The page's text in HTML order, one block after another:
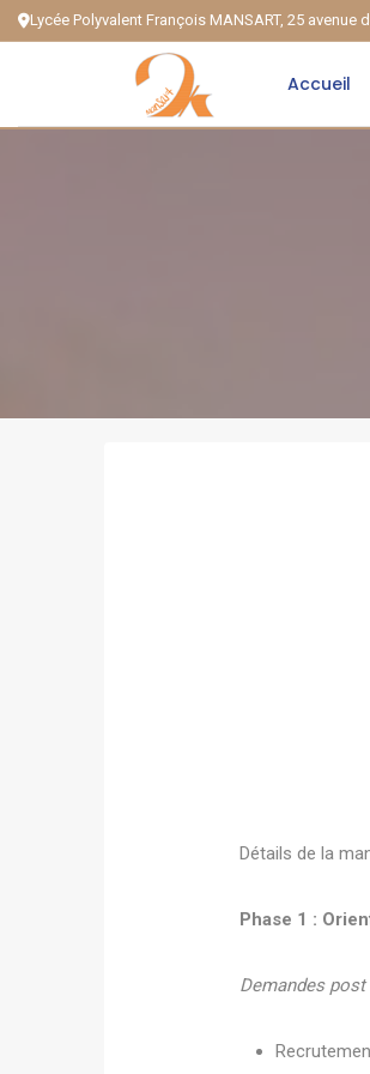
Lycée Polyvalent François MANSART, 25
Accueil
Détails de la
Phase 1 :
Demandes